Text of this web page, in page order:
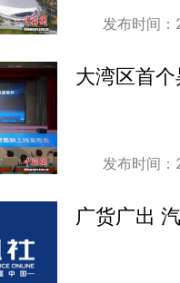
发布时间
大湾区首
发布时间
广货广出